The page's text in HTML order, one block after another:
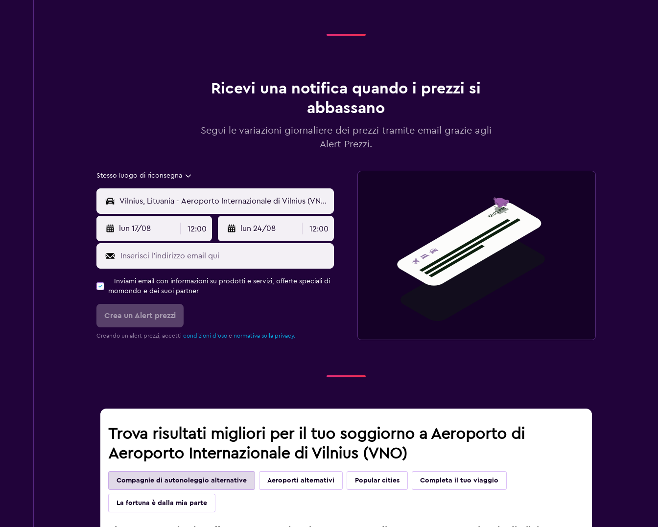
Ricevi una notifica quando i prezzi si
abbassano
Segui le variazioni giornaliere dei prezzi tramite email grazie agli
Alert Prezzi.
Stesso luogo di riconsegna
lun 17/08 12:00 lun 24/08 12:00
Inviami email con informazioni su prodotti e servizi, offerte speciali di
momondo e dei suoi partner
Crea un Alert prezzi
Creando un alert prezzi, accetti condizioni d'usoe normativa sulla privacy.
Trova risultati migliori per il tuo soggiorno a Aeroporto di
Aeroporto Internazionale di Vilnius (VNO)
Compagnie di autonoleggio alternative Aeroporti alternativi Popular cities Completa il tuo viaggio
La fortuna è dalla mia parte